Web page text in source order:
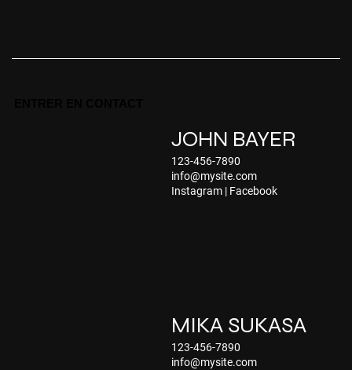
JOHN BAYER
123-456-7890
info@mysite.com
Instagram | Facebook
MIKA SUKASA
123-456-7890
info@mysite.com